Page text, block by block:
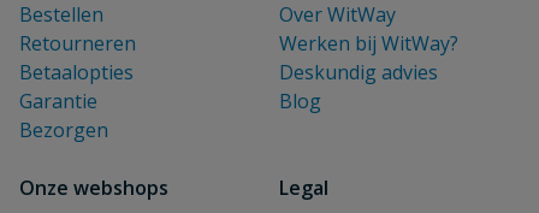
Bestellen
Retourneren
Betaalopties
Garantie
Bezorgen
Over WitWay
Werken bij WitWay?
Deskundig advies
Blog
Onze webshops
Legal